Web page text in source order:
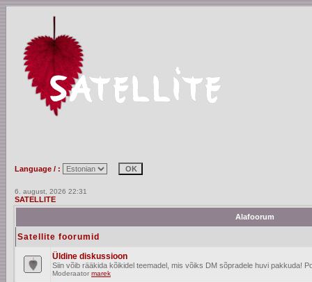
Language / :
6. august, 2026 22:31
SATELLITE
Alafoorum
Satellite foorumid
Üldine diskussioon
Siin võib rääkida kõikidel teemadel, mis võiks DM sõpradele huvi pakkuda!
Moderaator marek